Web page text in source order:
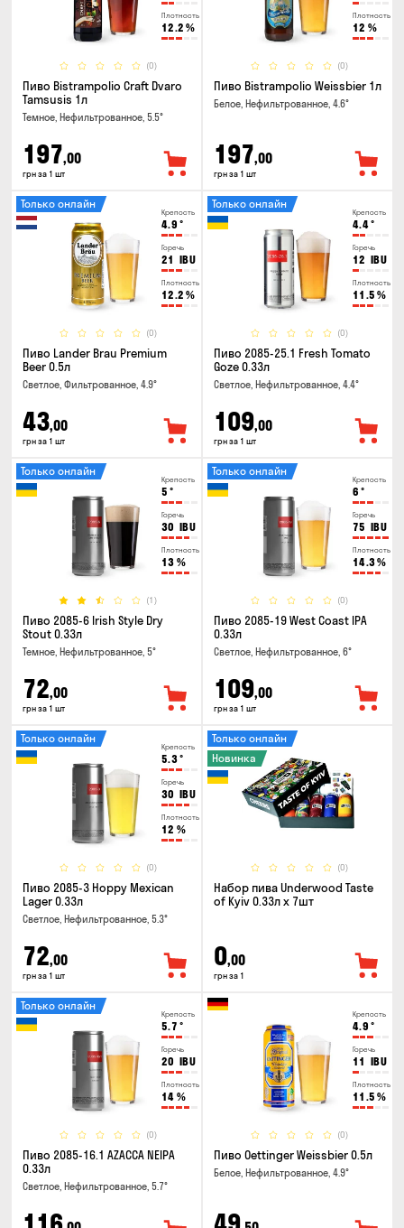
Плотность
12.2 %
(0)
Пиво Bistrampolio Craft Dvaro
Tamsusis 1л
Темное, Нефильтрованное, 5.5°
197,00
грн за 1 шт
Плотность
12 %
(0)
Пиво Bistrampolio Weissbier 1л
Белое, Нефильтрованное, 4.6°
197,00
грн за 1 шт
Крепость
4.9 °
Горечь
21 IBU
Плотность
12.2 %
(0)
Только онлайн
Пиво Lander Brau Premium
Beer 0.5л
Светлое, Фильтрованное, 4.9°
43,00
грн за 1 шт
Крепость
4.4°
Горечь
12 IBU
Плотность
11.5 %
(0)
Только онлайн
Пиво 2085-25.1 Fresh Tomato
Goze 0.33л
Светлое, Нефильтрованное, 4.4°
109,00
грн за 1 шт
Крепость
5 °
Горечь
30 IBU
Плотность
13 %
(1)
Только онлайн
Пиво 2085-6 Irish Style Dry
Stout 0.33л
Темное, Нефильтрованное, 5°
72,00
грн за 1 шт
Крепость
6 °
Горечь
75 IBU
Плотность
14.3%
(0)
Только онлайн
Пиво 2085-19 West Coast IPA
0.33л
Светлое, Нефильтрованное, 6°
109,00
грн за 1 шт
Крепость
5.3°
Горечь
30 IBU
Плотность
12 %
(0)
Только онлайн
Пиво 2085-3 Hoppy Mexican
Lager 0.33л
Светлое, Нефильтрованное, 5.3°
72,00
грн за 1 шт
(0)
Только онлайн
Новинка
Набор пива Underwood Taste
of Kyiv 0.33л x 7шт
0,00
грн за 1
Крепость
5.7 °
Горечь
20 IBU
Плотность
14 %
(0)
Только онлайн
Пиво 2085-16.1 AZACCA NEIPA
0.33л
Светлое, Нефильтрованное, 5.7°
Крепость
4.9 °
Горечь
11 IBU
Плотность
11.5 %
(0)
Пиво Oettinger Weissbier 0.5л
Белое, Нефильтрованное, 4.9°